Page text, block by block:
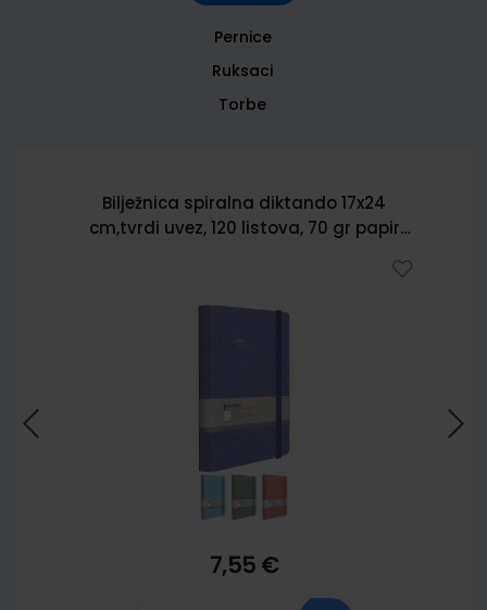
Pernice
Ruksaci
Torbe
Bilježnica spiralna diktando 17x24
cm,tvrdi uvez, 120 listova, 70 gr papir
7,55 €